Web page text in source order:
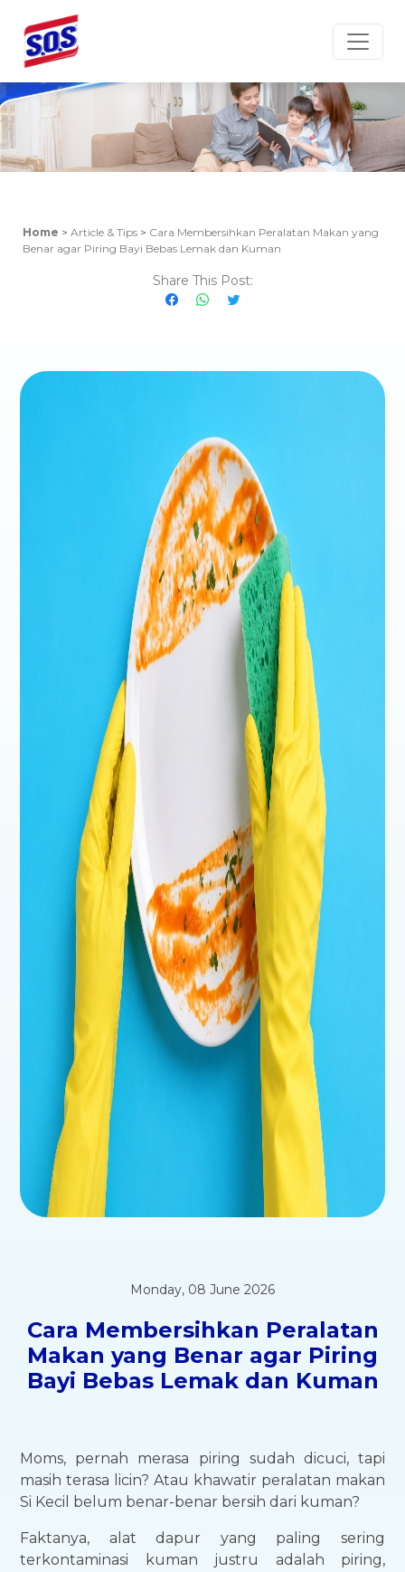
Home > Article & Tips > Cara Membersihkan Peralatan Makan yang
Benar agar Piring Bayi Bebas Lemak dan Kuman
Share This Post:
Monday, 08 June 2026
Cara Membersihkan Peralatan
Makan yang Benar agar Piring
Bayi Bebas Lemak dan Kuman
Moms, pernah merasa piring sudah dicuci, tapi
masih terasa licin? Atau khawatir peralatan makan
Si Kecil belum benar-benar bersih dari kuman?
Faktanya, alat dapur yang paling sering
terkontaminasi kuman justru adalah piring,